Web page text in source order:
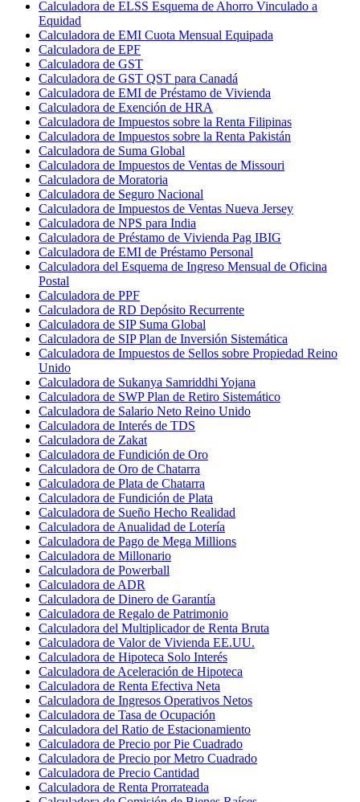
Calculadora de ELSS Esquema de Ahorro Vinculado a
Equidad
Calculadora de EMI Cuota Mensual Equipada
Calculadora de EPF
Calculadora de GST
Calculadora de GST QST para Canadá
Calculadora de EMI de Préstamo de Vivienda
Calculadora de Exención de HRA
Calculadora de Impuestos sobre la Renta Filipinas
Calculadora de Impuestos sobre la Renta Pakistán
Calculadora de Suma Global
Calculadora de Impuestos de Ventas de Missouri
Calculadora de Moratoria
Calculadora de Seguro Nacional
Calculadora de Impuestos de Ventas Nueva Jersey
Calculadora de NPS para India
Calculadora de Préstamo de Vivienda Pag IBIG
Calculadora de EMI de Préstamo Personal
Calculadora del Esquema de Ingreso Mensual de Oficina
Postal
Calculadora de PPF
Calculadora de RD Depósito Recurrente
Calculadora de SIP Suma Global
Calculadora de SIP Plan de Inversión Sistemática
Calculadora de Impuestos de Sellos sobre Propiedad Reino
Unido
Calculadora de Sukanya Samriddhi Yojana
Calculadora de SWP Plan de Retiro Sistemático
Calculadora de Salario Neto Reino Unido
Calculadora de Interés de TDS
Calculadora de Zakat
Calculadora de Fundición de Oro
Calculadora de Oro de Chatarra
Calculadora de Plata de Chatarra
Calculadora de Fundición de Plata
Calculadora de Sueño Hecho Realidad
Calculadora de Anualidad de Lotería
Calculadora de Pago de Mega Millions
Calculadora de Millonario
Calculadora de Powerball
Calculadora de ADR
Calculadora de Dinero de Garantía
Calculadora de Regalo de Patrimonio
Calculadora del Multiplicador de Renta Bruta
Calculadora de Valor de Vivienda EE.UU.
Calculadora de Hipoteca Solo Interés
Calculadora de Aceleración de Hipoteca
Calculadora de Renta Efectiva Neta
Calculadora de Ingresos Operativos Netos
Calculadora de Tasa de Ocupación
Calculadora del Ratio de Estacionamiento
Calculadora de Precio por Pie Cuadrado
Calculadora de Precio por Metro Cuadrado
Calculadora de Precio Cantidad
Calculadora de Renta Prorrateada